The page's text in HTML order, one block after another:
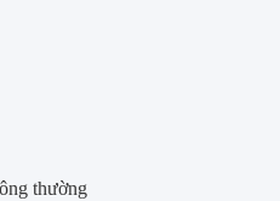
thường